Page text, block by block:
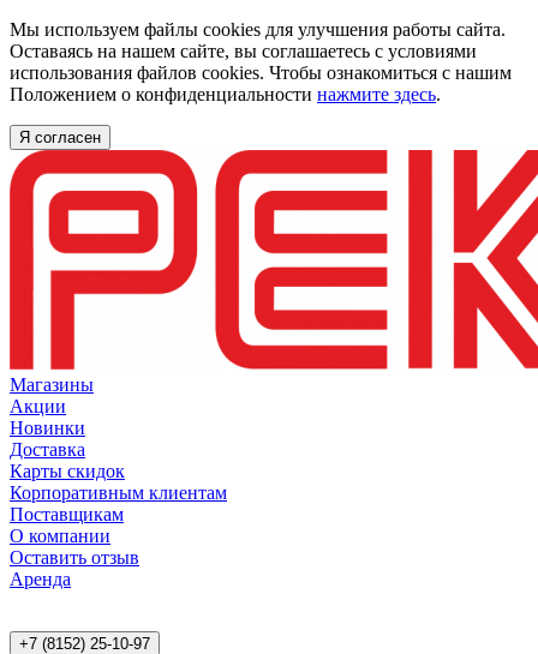
Мы используем файлы cookies для улучшения работы сайта.
Оставаясь на нашем сайте, вы соглашаетесь с условиями
использования файлов cookies. Чтобы ознакомиться с нашим
Положением о конфиденциальности нажмите здесь.
Я согласен
Магазины
Акции
Новинки
Доставка
Карты скидок
Корпоративным клиентам
Поставщикам
О компании
Оставить отзыв
Аренда
+7 (8152) 25-10-97